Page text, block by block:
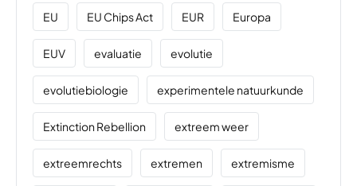
EU EU Chips Act EUR Europa
EUV evaluatie evolutie
evolutiebiologie experimentele natuurkunde
Extinction Rebellion extreem weer
extreemrechts extremen extremisme